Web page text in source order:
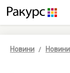
Новини